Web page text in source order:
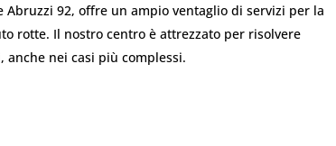
Abruzzi 92, offre un ampio ventaglio di servizi per la
rotte. Il nostro centro è attrezzato per risolvere
nei casi più complessi.